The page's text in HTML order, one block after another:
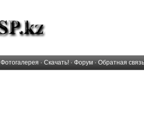
Фотогалерея · Скачать! · Форум · Обратная связь